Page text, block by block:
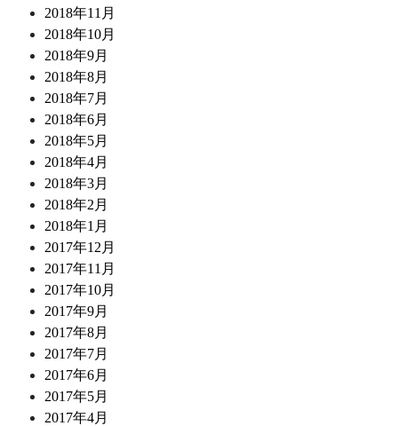
2018年11月
2018年10月
2018年9月
2018年8月
2018年7月
2018年6月
2018年5月
2018年4月
2018年3月
2018年2月
2018年1月
2017年12月
2017年11月
2017年10月
2017年9月
2017年8月
2017年7月
2017年6月
2017年5月
2017年4月